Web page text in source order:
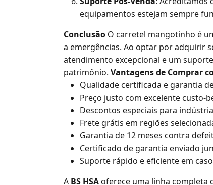
equipamentos estejam sempre
Conclusão O carretel mangotinho é
a emergências. Ao optar por adquirir
atendimento excepcional e um
patrimônio. Vantagens de Comprar
Qualidade certificada e garantia
Preço justo com excelente custo-
Descontos especiais para
Frete grátis em regiões
Garantia de 12 meses contra
Certificado de garantia enviado
Suporte rápido e eficiente em
A BS HSAoferece uma linha completa